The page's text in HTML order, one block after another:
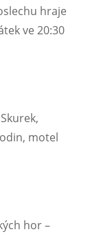
hraje
ve 20:30
motel
hor –